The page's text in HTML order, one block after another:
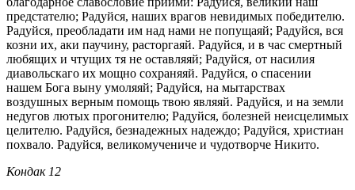
предстателю; Радуйся, наших врагов невидимых победителю.
Радуйся, преобладати им над нами не попущаяй; Радуйся, вся
козни их, аки паучину, расторгаяй. Радуйся, и в час смертный
любящих и чтущих тя не оставляяй; Радуйся, от насилия
диавольскаго их мощно сохраняяй. Радуйся, о спасении
нашем Бога выну умоляяй; Радуйся, на мытарствах
воздушных верным помощь твою являяй. Радуйся, и на земли
недугов лютых прогонителю; Радуйся, болезней неисцелимых
целителю. Радуйся, безнадежных надеждо; Радуйся, христиан
похвало. Радуйся, великомучениче и чудотворче Никито.
Кондак 12